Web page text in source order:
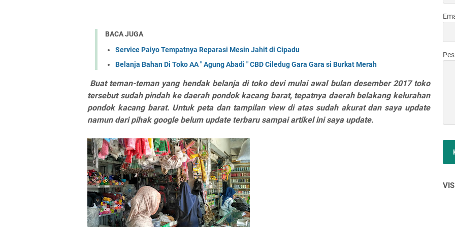
BACA JUGA
Service Paiyo Tempatnya Reparasi Mesin Jahit di Cipadu
Belanja Bahan Di Toko AA " Agung Abadi " CBD Ciledug Gara Gara si Burkat Merah
Buat teman-teman yang hendak belanja di toko devi mulai awal bulan desember 2017 toko
tersebut sudah pindah ke daerah pondok kacang barat, tepatnya daerah belakang kelurahan
pondok kacang barat. Untuk peta dan tampilan view di atas sudah akurat dan saya update
namun dari pihak google belum update terbaru sampai artikel ini saya update.